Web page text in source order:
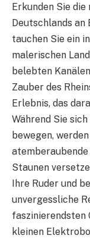
Erkunden Sie
Deutschlands an
tauchen Sie ein
malerischen
belebten
Zauber des
Erlebnis, das
Während Sie
bewegen,
Staunen
Ihre Ruder und
unvergessliche
faszinierendsten
kleinen